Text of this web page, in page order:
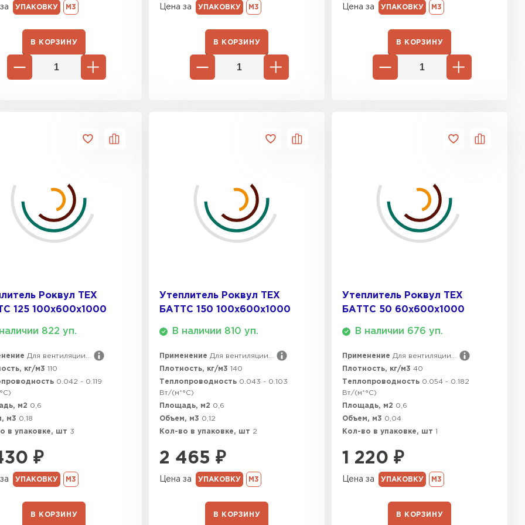
УПАКОВКУ М3
В КОРЗИНУ
Цена за УПАКОВКУ М3
В КОРЗИНУ
Цена за УПАКОВКУ М3
В КОРЗИНУ
Роквул ТЕХ
125 100х600х1000
822 уп.
Для вентиляции...
кг/м3 110
0.042 - 0.119
м2 0,6
м3 0,18
в упаковке, шт 3
₽
УПАКОВКУ М3
В КОРЗИНУ
Утеплитель Роквул ТЕХ
БАТТС 150 100х600х1000
В наличии 810 уп.
Применение Для вентиляции...
Плотность, кг/м3 140
Теплопроводность 0.043 - 0.103
Вт/(м*°C)
Площадь, м2 0,6
Объем, м3 0,12
Кол-во в упаковке, шт 2
2 465 ₽
Цена за УПАКОВКУ М3
В КОРЗИНУ
Утеплитель Роквул ТЕХ
БАТТС 50 60х600х1000
В наличии 676 уп.
Применение Для вентиляции...
Плотность, кг/м3 40
Теплопроводность 0.054 - 0.182
Вт/(м*°C)
Площадь, м2 0,6
Объем, м3 0,04
Кол-во в упаковке, шт 1
1 220 ₽
Цена за УПАКОВКУ М3
В КОРЗИНУ